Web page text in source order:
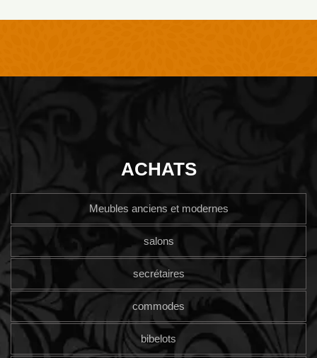
ACHATS
Meubles anciens et modernes
salons
secrétaires
commodes
bibelots